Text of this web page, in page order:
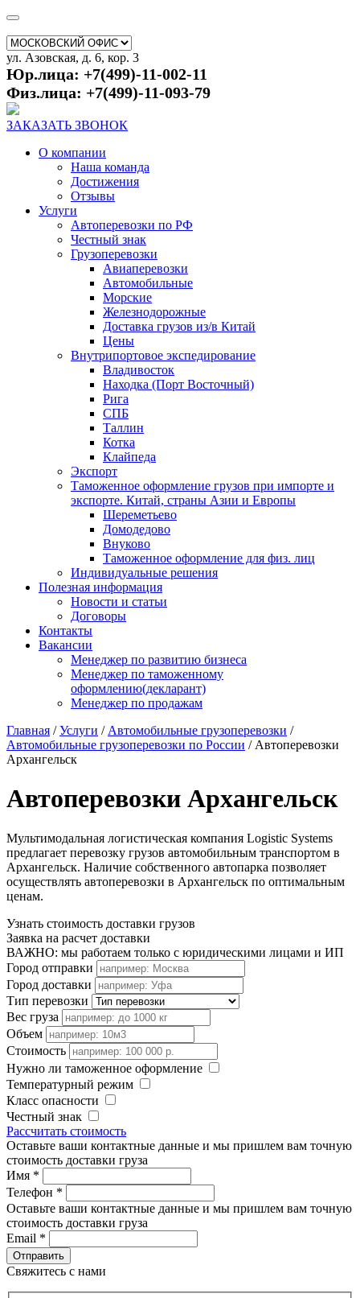
ул. Азовская, д. 6, кор. 3
Юр.лица: +7(499)-11-002-11
Физ.лица: +7(499)-11-093-79
ЗАКАЗАТЬ ЗВОНОК
О компании
Наша команда
Достижения
Отзывы
Услуги
Автоперевозки по РФ
Честный знак
Грузоперевозки
Авиаперевозки
Автомобильные
Морские
Железнодорожные
Доставка грузов из/в Китай
Цены
Внутрипортовое экспедирование
Владивосток
Находка (Порт Восточный)
Рига
СПБ
Таллин
Котка
Клайпеда
Экспорт
Таможенное оформление грузов при импорте и
экспорте. Китай, страны Азии и Европы
Шереметьево
Домодедово
Внуково
Таможенное оформление для физ. лиц
Индивидуальные решения
Полезная информация
Новости и статьи
Договоры
Контакты
Вакансии
Менеджер по развитию бизнеса
Менеджер по таможенному
оформлению(декларант)
Менеджер по продажам
Главная /Услуги / Автомобильные грузоперевозки /
Автомобильные грузоперевозки по России / Автоперевозки
Архангельск
Автоперевозки Архангельск
Мультимодальная логистическая компания Logistic Systems
предлагает перевозку грузов автомобильным транспортом в
Архангельск. Наличие собственного автопарка позволяет
осуществлять автоперевозки в Архангельск по оптимальным
ценам.
Узнать стоимость доставки грузов
Заявка на расчет доставки
ВАЖНО: мы работаем только с юридическими лицами и ИП
Город отправки
Город доставки
Тип перевозки
Вес груза
Объем
Стоимость
Нужно ли таможенное оформление
Температурный режим
Класс опасности
Честный знак
Рассчитать стоимость
Оставьте ваши контактные данные и мы пришлем вам точную
стоимость доставки груза
Имя *
Телефон *
Оставьте ваши контактные данные и мы пришлем вам точную
стоимость доставки груза
Email *
Свяжитесь с нами